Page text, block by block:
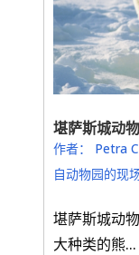
堪萨斯城动
作者： Petra
自动物园的现
堪萨斯城动
大种类的熊...